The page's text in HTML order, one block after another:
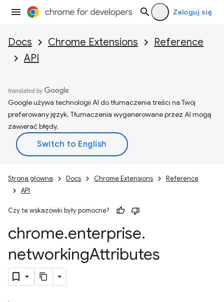
Zaloguj się
Docs Chrome Extensions
Reference
API
Google używa technologii AI do tłumaczenia treści na Twój
preferowany język. Tłumaczenia wygenerowane przez AI mogą
zawierać błędy.
Strona główna Docs Chrome Extensions
Reference
API
Czy te wskazówki były pomocne?
chrome.enterprise.
networkingAttributes